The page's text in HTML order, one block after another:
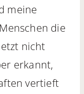
meine
die
nicht
erkannt,
vertieft